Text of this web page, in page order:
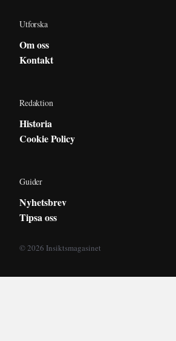
Utforska
Om oss
Kontakt
Redaktion
Historia
Cookie Policy
Guider
Nyhetsbrev
Tipsa oss
© 2026 Insiktsmagasinet